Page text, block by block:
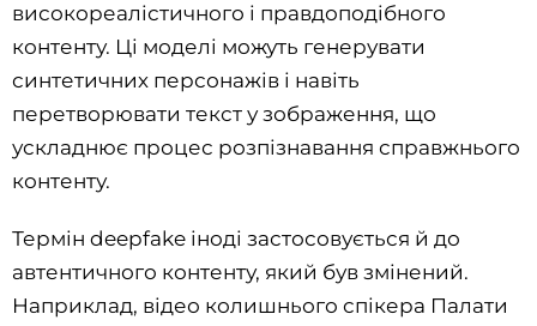
високореалістичного і правдоподібного
контенту. Ці моделі можуть генерувати
синтетичних персонажів і навіть
перетворювати текст у зображення, що
ускладнює процес розпізнавання справжнього
контенту.
Термін deepfake іноді застосовується й до
автентичного контенту, який був змінений.
Наприклад, відео колишнього спікера Палати